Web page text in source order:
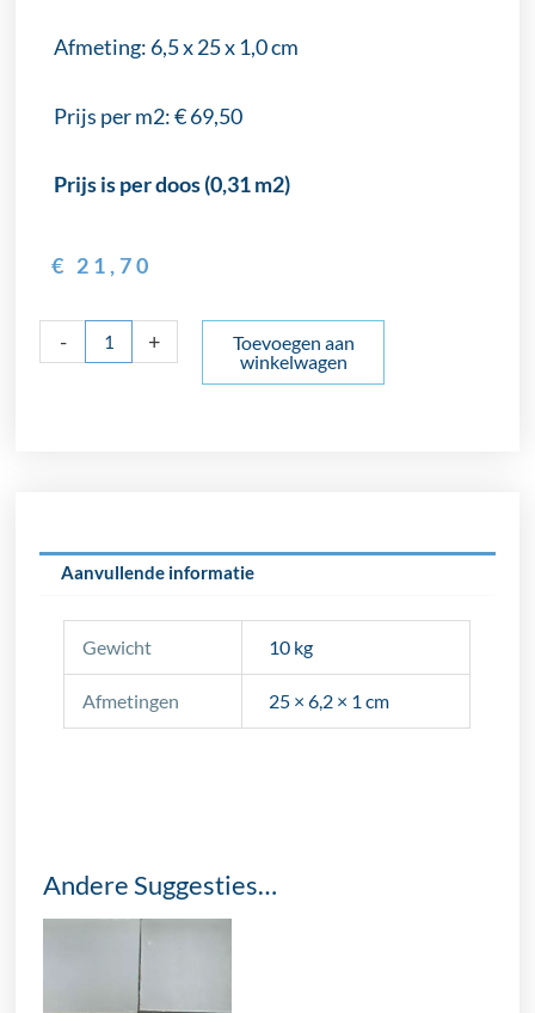
Afmeting: 6,5 x 25 x 1,0 cm
Prijs per m2: € 69,50
Prijs is per doos (0,31 m2)
€ 21,70
-
Revoir
aantal
+
Toevoegen aan
winkelwagen
Aanvullende informatie
Gewicht 10 kg
Afmetingen 25 × 6,2 × 1 cm
Andere Suggesties…